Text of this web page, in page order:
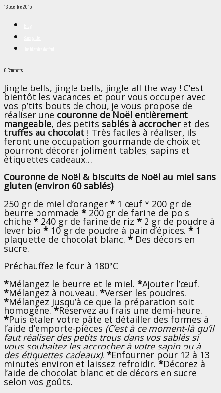
13 décembre 2015
6 Comments
Jingle bells, jingle bells, jingle all the way ! C’est
bientôt les vacances et pour vous occuper avec
vos p’tits bouts de chou, je vous propose de
réaliser une couronne de Noël entièrement
mangeable, des petits sablés à accrocheret des
truffes au chocolat ! Très faciles à réaliser, ils
feront une occupation gourmande de choix et
pourront décorer joliment tables, sapins et
étiquettes cadeaux…
Couronne de Noël & biscuits de Noël au miel sans
gluten (environ 60 sablés)
250 gr de miel d’oranger * 1 œuf * 200 gr de
beurre pommade * 200 gr de farine de pois
chiche * 240 gr de farine de riz * 2 gr de poudre à
lever bio * 10 gr de poudre à pain d’épices. * 1
plaquette de chocolat blanc. * Des décors en
sucre.
Préchauffez le four à 180°C
*Mélangez le beurre et le miel. *Ajouter l’œuf.
*Mélangez à nouveau. *Verser les poudres.
*Mélangez jusqu’à ce que la préparation soit
homogène.*Réservez au frais une demi-heure.
*Puis étaler votre pâte et détailler des formes à
l’aide d’emporte-pièces (C’est à ce moment-là qu’il
faut réaliser des petits trous dans vos sablés si
vous souhaitez les accrocher à votre sapin ou à
des étiquettes cadeaux). *Enfourner pour 12 à 13
minutes environ et laissez refroidir.*Décorez à
l’aide de chocolat blanc et de décors en sucre
selon vos goûts.